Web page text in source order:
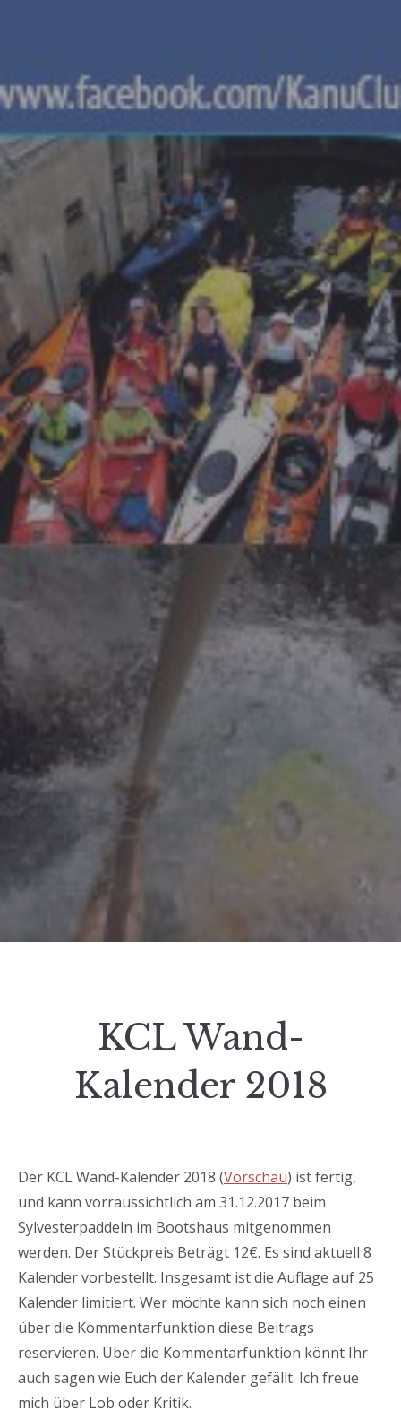
KCL Wand-
Kalender 2018
Der KCL Wand-Kalender 2018 (Vorschau) ist fertig,
und kann vorraussichtlich am 31.12.2017 beim
Sylvesterpaddeln im Bootshaus mitgenommen
werden. Der Stückpreis Beträgt 12€. Es sind aktuell 8
Kalender vorbestellt. Insgesamt ist die Auflage auf 25
Kalender limitiert. Wer möchte kann sich noch einen
über die Kommentarfunktion diese Beitrags
reservieren. Über die Kommentarfunktion könnt Ihr
auch sagen wie Euch der Kalender gefällt. Ich freue
mich über Lob oder Kritik.